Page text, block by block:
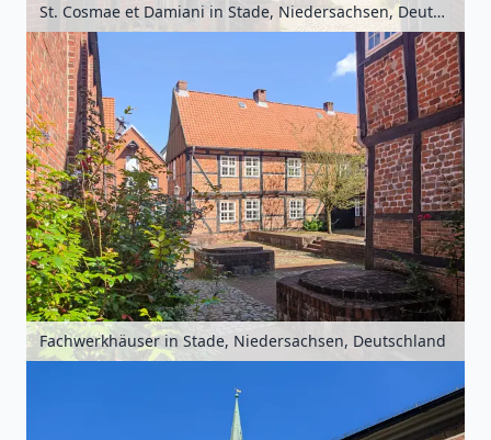
St. Cosmae et Damiani in Stade, Niedersachsen, Deutschland
Fachwerkhäuser in Stade, Niedersachsen, Deutschland